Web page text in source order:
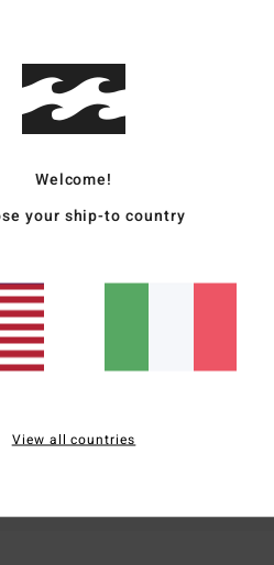
3.3
Welcome!
your ship-to country
View all countries